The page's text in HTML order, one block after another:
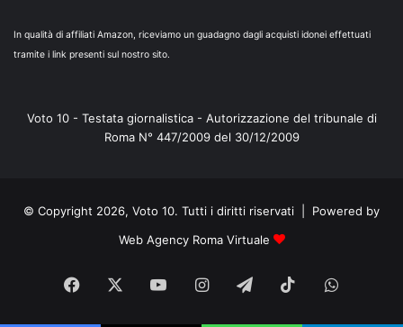
In qualità di affiliati Amazon, riceviamo un guadagno dagli acquisti idonei effettuati
tramite i link presenti sul nostro sito.
Voto 10 - Testata giornalistica - Autorizzazione del tribunale di
Roma N° 447/2009 del 30/12/2009
© Copyright 2026, Voto 10. Tutti i diritti riservati | Powered by
Web Agency Roma Virtuale
Facebook You Instagram
TelegramTikTok